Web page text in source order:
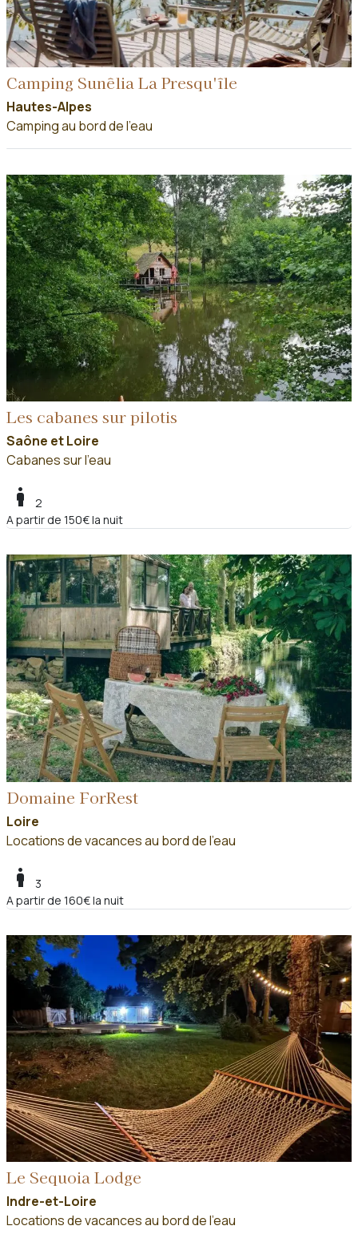
Camping Sunêlia La Presqu'île
Hautes-Alpes
Camping au bord de l'eau
Les cabanes sur pilotis
Saône et Loire
Cabanes sur l'eau
boy
2
A partir de 150€ la nuit
Domaine ForRest
Loire
Locations de vacances au bord de l'eau
boy
3
A partir de 160€ la nuit
Le Sequoia Lodge
Indre-et-Loire
Locations de vacances au bord de l'eau